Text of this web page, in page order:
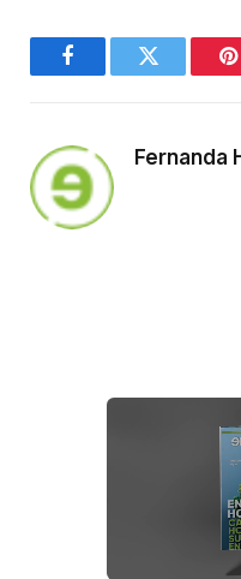
FacebookTwitter
Fernanda